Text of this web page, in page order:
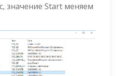
значение Start меняем